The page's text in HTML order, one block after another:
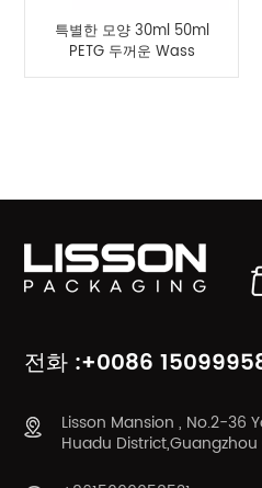
특별한 모양 30ml 50ml
PETG 두꺼운 Wass
Dropper 병 제공
전화 :+0086
Lisson Mansion , No.2-36
Huadu District,Guangzhou